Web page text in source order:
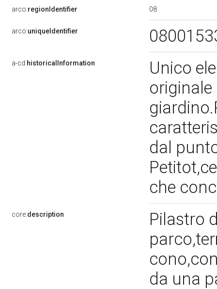
arco:regionIdentifier 08
arco:uniqueIdentifier
a-cd:historicalInformation
Unico
originale
dal
che
core:description
Pilastro
da una